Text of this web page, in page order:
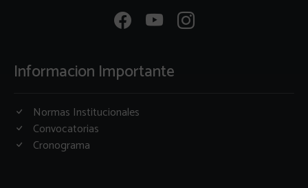
Informacion Importante
Normas Institucionales
Convocatorias
Cronograma